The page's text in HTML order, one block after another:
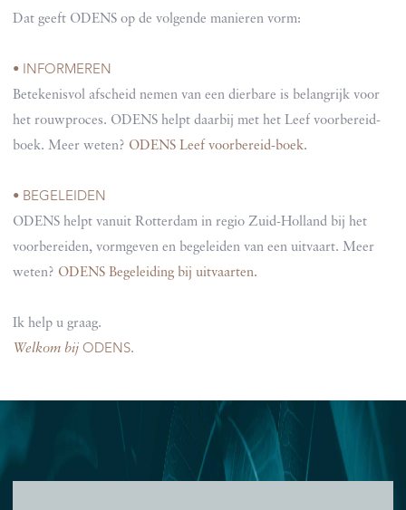
Dat geeft ODENS op de volgende manieren vorm:
• INFORMEREN
Betekenisvol afscheid nemen van een dierbare is belangrijk voor
het rouwproces. ODENS helpt daarbij met het Leef voorbereid-
boek. Meer weten? ODENS Leef voorbereid-boek.
• BEGELEIDEN
ODENS helpt vanuit Rotterdam in regio Zuid-Holland bij het
voorbereiden, vormgeven en begeleiden van een uitvaart. Meer
weten? ODENS Begeleiding bij uitvaarten.
Ik help u graag.
Welkom bij ODENS.